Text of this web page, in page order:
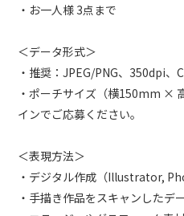
・お一人様 3点まで
＜データ形式＞
・推奨：JPEG/PNG、350dpi、
・ポーチサイズ（横150mm ×
インでご応募ください。
＜表現方法＞
・デジタル作成（Illustrator,
・手描き作品をスキャンしたデ